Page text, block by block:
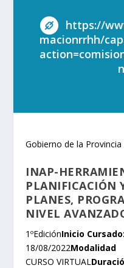
https://
macionrrhh/
Gobierno de la Provincia
INAP-
PLANIFICACIÓN
PLANES,
NIVEL
1ºEdiciónInicio Cursado:
18/08/2022Modalidad
CURSO VIRTUAL